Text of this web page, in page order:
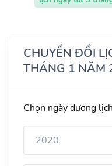
CHUYỂN ĐỔI
THÁNG 1 NĂM
Chọn ngày dương